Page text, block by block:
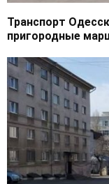
Транспорт
пригородные